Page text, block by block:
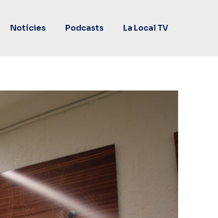
Notícies Podcasts La Local TV